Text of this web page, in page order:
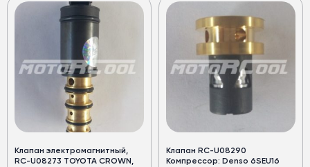
Клапан электромагнитный,
RC-U08273 TOYOTA CROWN,
Клапан RC-U08290
Компрессор: Denso 6SEU16